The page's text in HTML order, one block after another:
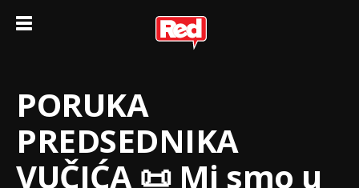
PORUKA
PREDSEDNIKA
VUČIĆA 📜 Mi smo u